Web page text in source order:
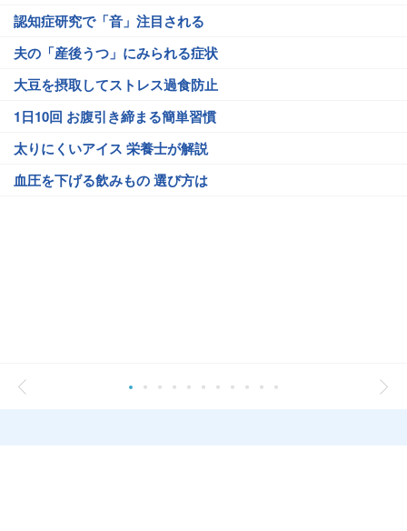
認知症研究で「音」注目される
夫の「産後うつ」にみられる症状
大豆を摂取してストレス過食防止
1日10回 お腹引き締まる簡単習慣
太りにくいアイス 栄養士が解説
血圧を下げる飲みもの 選び方は